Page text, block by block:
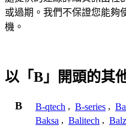
或過期。我們不保證您能夠
機。
以「B」開頭的其
B B-qtech , B-series ,
Baksa , Balitech ,